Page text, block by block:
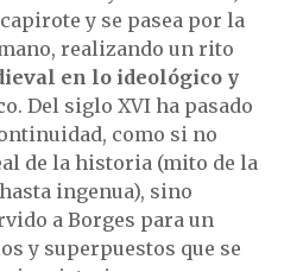
y se pasea por la
realizando un rito
en lo ideológico y
o. Del siglo XVI ha pasado
como si no
de la historia (mito de la
ingenua), sino
a Borges para un
y superpuestos que se